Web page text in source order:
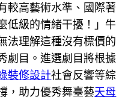
較高藝術水準、國際著
低級的情緒干擾！」牛
法理解這種沒有標價的
劇目。進選劇目將根據
裝修設計社會反響等綜
，助力優秀舞臺藝天母